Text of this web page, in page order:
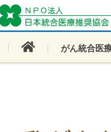
ンテンツに移動
がん統合医